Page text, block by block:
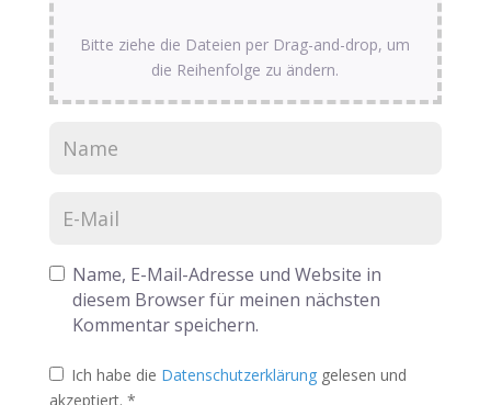
Bitte ziehe die Dateien per Drag-and-drop, um
die Reihenfolge zu ändern.
Name, E-Mail-Adresse und Website in
diesem Browser für meinen nächsten
Kommentar speichern.
Ich habe die Datenschutzerklärung gelesen und
akzeptiert. *